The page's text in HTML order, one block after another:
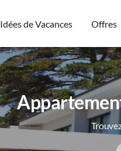
Idées de Vacances Offres